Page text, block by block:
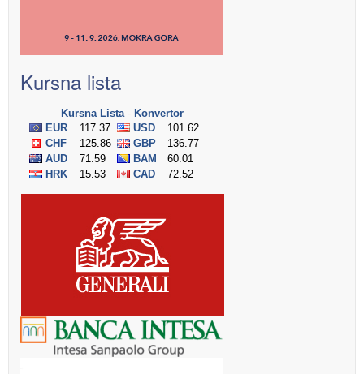
Kursna lista